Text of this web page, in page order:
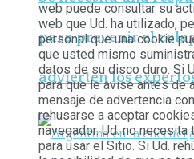
para prevenir el
advierten los
web puede consultar su
web que Ud. ha utilizado,
personal que una cookie
que usted mismo
datos de su disco duro. Si
para que le avise antes de
mensaje de advertencia
rehusarse a aceptar
navegador. Ud. no
para usar el Sitio. Si Ud.